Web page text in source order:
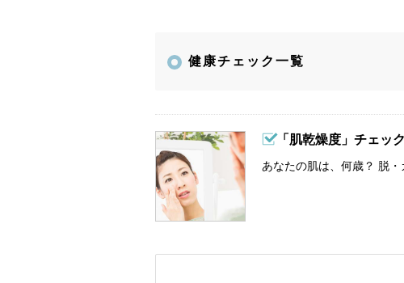
健康チェック一覧
「肌乾燥度」チェック
あなたの肌は、何歳？ 脱・